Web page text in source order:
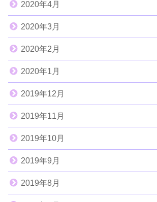
2020年4月
2020年3月
2020年2月
2020年1月
2019年12月
2019年11月
2019年10月
2019年9月
2019年8月